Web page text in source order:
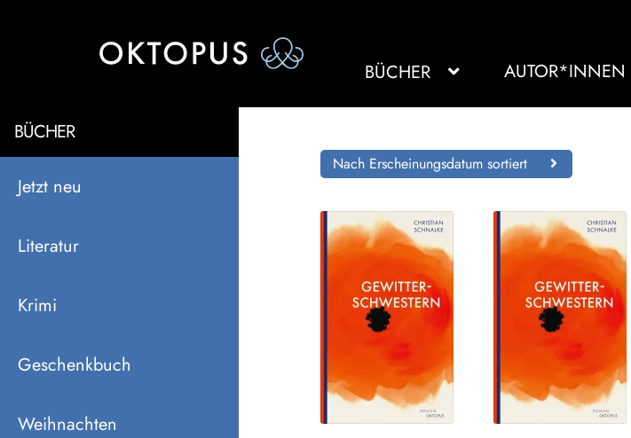
BÜCHER AUTOR*INNEN
BÜCHER
Jetzt neu
Literatur
Krimi
Geschenkbuch
Weihnachten
Nach Erscheinungsdatum sortiert